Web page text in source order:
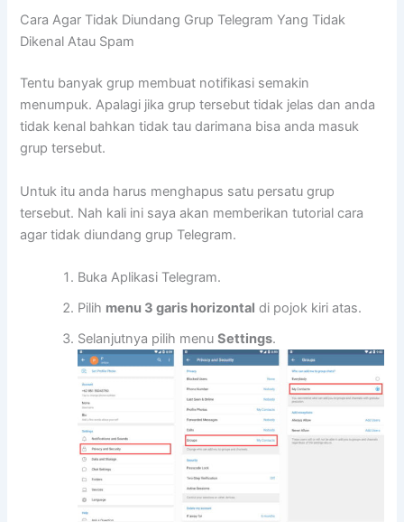
Cara Agar Tidak Diundang Grup Telegram Yang Tidak
Dikenal Atau Spam
Tentu banyak grup membuat notifikasi semakin
menumpuk. Apalagi jika grup tersebut tidak jelas dan anda
tidak kenal bahkan tidak tau darimana bisa anda masuk
grup tersebut.
Untuk itu anda harus menghapus satu persatu grup
tersebut. Nah kali ini saya akan memberikan tutorial cara
agar tidak diundang grup Telegram.
Buka Aplikasi Telegram.
Pilih menu 3 garis horizontal di pojok kiri atas.
Selanjutnya pilih menuSettings.